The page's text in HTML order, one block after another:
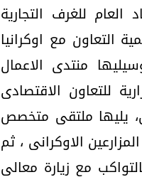
للغرف التجارية
التعاون مع اوكرانيا
منتدى الاعمال
للتعاون الاقتصادى
يليها ملتقى متخصص
الاوكرانى ، ثم
مع زيارة معالى